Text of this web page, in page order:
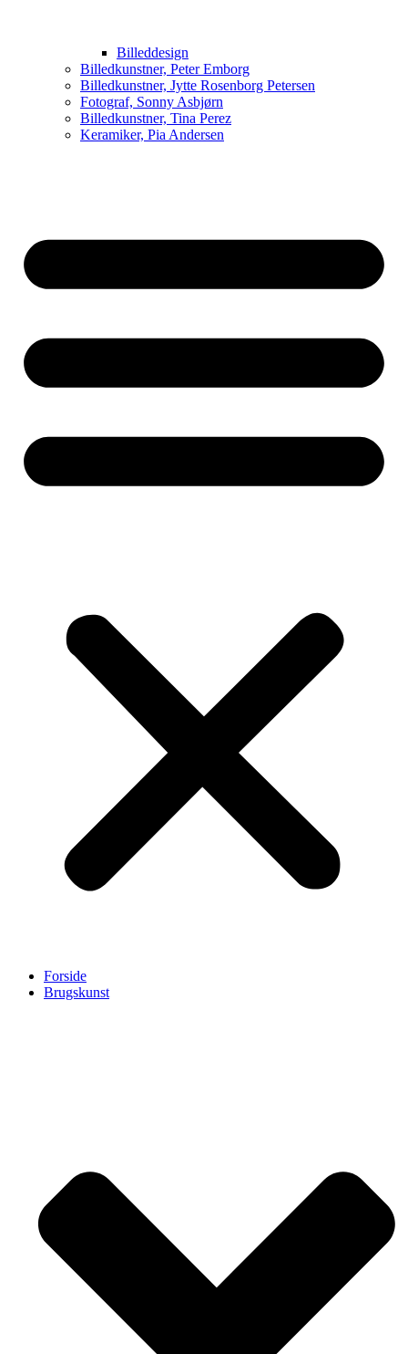
Billeddesign
Billedkunstner, Peter Emborg
Billedkunstner, Jytte Rosenborg Petersen
Fotograf, Sonny Asbjørn
Billedkunstner, Tina Perez
Keramiker, Pia Andersen
Forside
Brugskunst